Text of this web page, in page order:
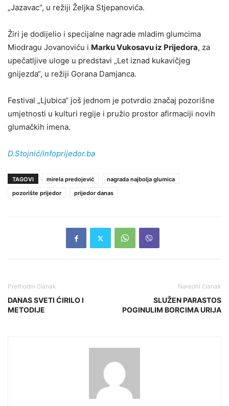
„Jazavac“, u režiji Željka Stjepanovića.
Žiri je dodijelio i specijalne nagrade mladim glumcima
Miodragu Jovanoviću i Marku Vukosavu iz Prijedora, za
upečatljive uloge u predstavi „Let iznad kukavičjeg
gnijezda“, u režiji Gorana Damjanca.
Festival „Ljubica“ još jednom je potvrdio značaj pozorišne
umjetnosti u kulturi regije i pružio prostor afirmaciji novih
glumačkih imena.
D.Stojnić/infoprijedor.ba
TAGOVI mirela predojević
nagrada najbolja glumica
pozorište prijedor
prijedor danas
Prethodni članak
DANAS SVETI ĆIRILO I
METODIJE
Naredni članak
SLUŽEN PARASTOS
POGINULIM BORCIMA URIJA